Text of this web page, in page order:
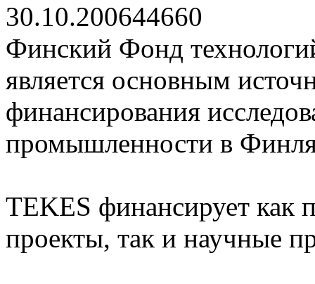
30.10.200644660
Финский Фонд
является основным
финансирования
промышленности в
TEKES финансирует как
проекты, так и научные